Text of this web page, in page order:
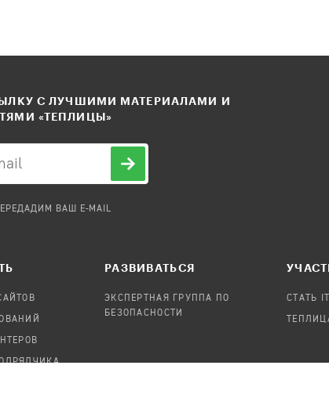
С ЛУЧШИМИ МАТЕРИАЛАМИ И
«ТЕПЛИЦЫ»
ВАШ E-MAIL
РАЗВИВАТЬСЯ
ЭКСПЕРТНАЯ ГРУППА ПО
БЕЗОПАСНОСТИ
СТАТЬ